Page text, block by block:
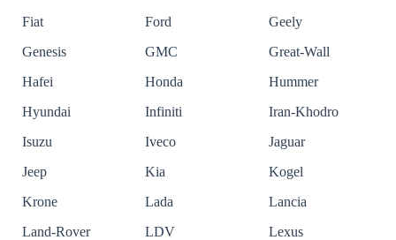
Fiat
Ford
Geely
Genesis
GMC
Great-Wall
Hafei
Honda
Hummer
Hyundai
Infiniti
Iran-Khodro
Isuzu
Iveco
Jaguar
Jeep
Kia
Kogel
Krone
Lada
Lancia
Land-Rover
LDV
Lexus